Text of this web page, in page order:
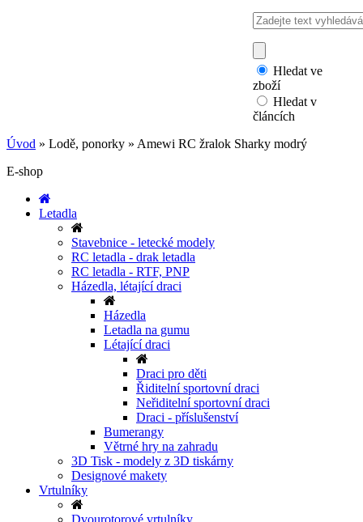
Hledat ve
zboží
Hledat v
článcích
Úvod » Lodě, ponorky » Amewi RC žralok Sharky modrý
E-shop
Letadla
Stavebnice - letecké modely
RC letadla - drak letadla
RC letadla - RTF, PNP
Házedla, létající draci
Házedla
Letadla na gumu
Létající draci
Draci pro děti
Řiditelní sportovní draci
Neřiditelní sportovní draci
Draci - příslušenství
Bumerangy
Větrné hry na zahradu
3D Tisk - modely z 3D tiskárny
Designové makety
Vrtulníky
Dvourotorové vrtulníky